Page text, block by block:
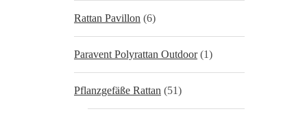
Rattan Pavillon (6)
Paravent Polyrattan Outdoor (1)
Pflanzgefäße Rattan (51)